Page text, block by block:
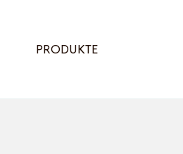
PRODUKTE